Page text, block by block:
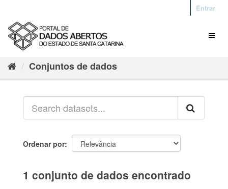
Entrar
Conjuntos de dados
Ordenar por
1 conjunto de dados encontrado